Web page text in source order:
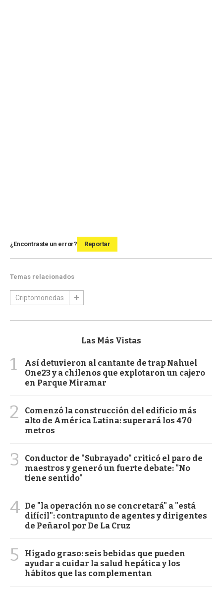
¿Encontraste un error? Reportar
Temas relacionados
Criptomonedas
Las Más Vistas
1
Así detuvieron al cantante de trap Nahuel
One23 y a chilenos que explotaron un cajero
en Parque Miramar
2
Comenzó la construcción del edificio más
alto de América Latina: superará los 470
metros
3
Conductor de "Subrayado" criticó el paro de
maestros y generó un fuerte debate: "No
tiene sentido"
4 De "la operación no se concretará" a "está
difícil": contrapunto de agentes y dirigentes
de Peñarol por De La Cruz
5
Hígado graso: seis bebidas que pueden
ayudar a cuidar la salud hepática y los
hábitos que las complementan